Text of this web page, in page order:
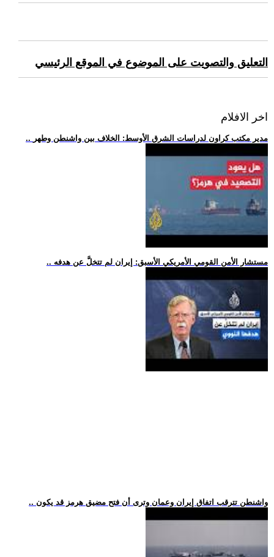
التعليق والتصويت على الموضوع في الموقع الرئيسي
اخر الافلام
.. مدير مكتب كراون لدراسات الشرق الأوسط: الخلاف بين واشنطن وطهر
.. مستشار الأمن القومي الأمريكي الأسبق: إيران لم تتخلَّ عن هدفه
.. واشنطن تترقب اتفاق إيران وعمان وترى أن فتح مضيق هرمز قد يكون